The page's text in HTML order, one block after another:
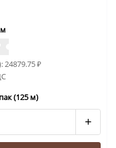
24879.75₽
(125 м)
+